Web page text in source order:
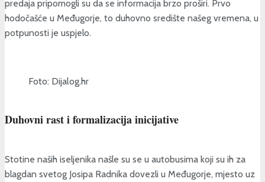
predaja pripomogli su da se informacija brzo proširi. Prvo
hodočašće u Međugorje, to duhovno središte našeg vremena, u
potpunosti je uspjelo.
Foto: Dijalog.hr
Duhovni rast i formalizacija inicijative
Stotine naših iseljenika našle su se u autobusima koji su ih za
blagdan svetog Josipa Radnika dovezli u Međugorje, mjesto uz